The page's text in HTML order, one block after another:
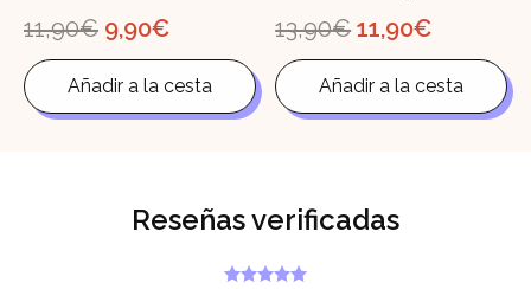
11,90€ El
precio
era:
11,90€.
9,90€El
actual
es:
9,90€.
Añadir a la cesta
13,90€ El
precio
era:
13,90€.
11,90€El
actual
es:
11,90€.
Añadir a la cesta
Reseñas verificadas